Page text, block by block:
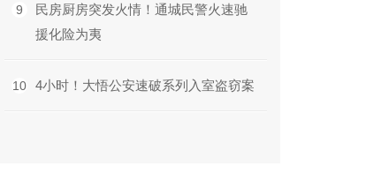
9
民房厨房突发火情！通城民警火速驰
援化险为夷
10 4小时！大悟公安速破系列入室盗窃案